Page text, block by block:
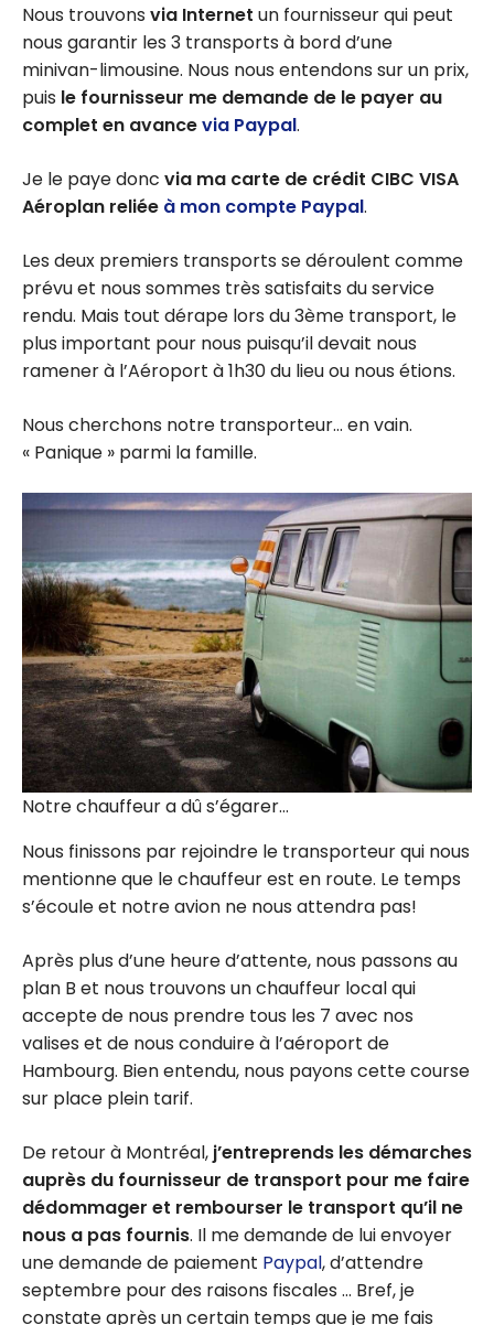
Nous trouvons via Internet un fournisseur qui peut
nous garantir les 3 transports à bord d’une
minivan-limousine. Nous nous entendons sur un prix,
puis le fournisseur me demande de le payer au
complet en avancevia Paypal.
Je le paye donc via ma carte de crédit CIBC VISA
Aéroplan reliée à mon compte Paypal.
Les deux premiers transports se déroulent comme
prévu et nous sommes très satisfaits du service
rendu. Mais tout dérape lors du 3ème transport, le
plus important pour nous puisqu’il devait nous
ramener à l’Aéroport à 1h30 du lieu ou nous étions.
Nous cherchons notre transporteur… en vain.
« Panique » parmi la famille.
Notre chauffeur a dû s’égarer…
Nous finissons par rejoindre le transporteur qui nous
mentionne que le chauffeur est en route. Le temps
s’écoule et notre avion ne nous attendra pas!
Après plus d’une heure d’attente, nous passons au
plan B et nous trouvons un chauffeur local qui
accepte de nous prendre tous les 7 avec nos
valises et de nous conduire à l’aéroport de
Hambourg. Bien entendu, nous payons cette course
sur place plein tarif.
De retour à Montréal, j’entreprends les démarches
auprès du fournisseur de transport pour me faire
dédommager et rembourser le transport qu’il ne
nous a pas fournis. Il me demande de lui envoyer
une demande de paiement Paypal, d’attendre
septembre pour des raisons fiscales … Bref, je
constate après un certain temps que je me fais